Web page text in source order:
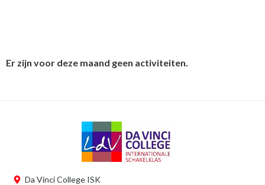
Er zijn voor deze maand geen activiteiten.
Da Vinci College ISK